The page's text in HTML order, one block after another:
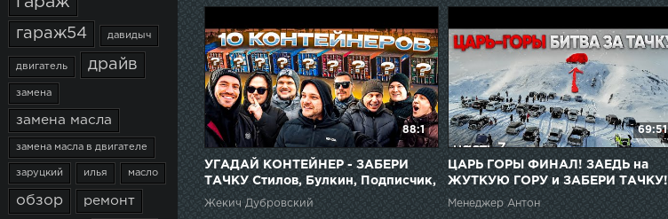
гараж54 давидыч
двигатель драйв
замена
замена масла
замена масла в двигателе
заруцкий илья масло
обзор ремонт
88:1
УГАДАЙ КОНТЕЙНЕР - ЗАБЕРИ
ТАЧКУ Стилов, Булкин, Подписчик,
Юра Волков, Илья KICKDOWN и
другие
Жекич Дубровский
69:51
ЦАРЬ ГОРЫ ФИНАЛ! ЗАЕДЬ на
ЖУТКУЮ ГОРУ и ЗАБЕРИ ТАЧКУ!
Менеджер Антон